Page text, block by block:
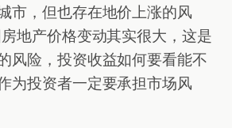
市，但也存在地价上涨的风
地产价格变动其实很大，这是
风险，投资收益如何要看能不
为投资者一定要承担市场风